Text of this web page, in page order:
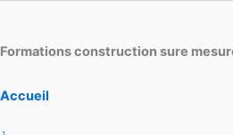
Formations construction sure
Accueil